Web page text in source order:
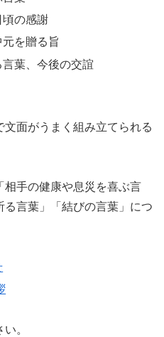
頃の感謝
を贈る旨
葉、今後の交誼
面がうまく組み立てられる
相手の健康や息災を喜ぶ言
言葉」「結びの言葉」につ
。